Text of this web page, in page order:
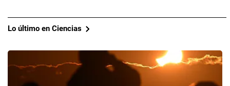
Lo último en Ciencias